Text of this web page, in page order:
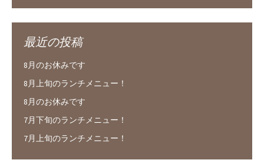
最近の投稿
8月のお休みです
8月上旬のランチメニュー！
8月のお休みです
7月下旬のランチメニュー！
7月上旬のランチメニュー！